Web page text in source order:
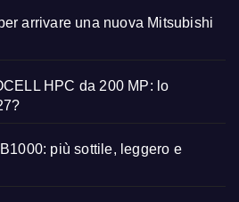
arrivare una nuova Mitsubishi
HPC da 200 MP: lo
più sottile, leggero e